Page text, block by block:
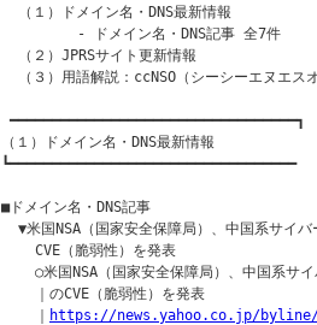
  （１）ドメイン名・DNS最新情報
         - ドメイン名・DNS記事 全7件
  （２）JPRSサイト更新情報
（３）用語解説：ccNSO（シーシーエヌエスオ
━━━━━━━━━━━━━━━━━━━━━━━━━━━━━━━━━━┓
（１）ドメイン名・DNS最新情報
┗━━━━━━━━━━━━━━━━━━━━━━━━━━━━━━━━━━
■ドメイン名・DNS記事
▼米国NSA（国家安全保障局）、中国系サイ
    CVE（脆弱性）を発表
○米国NSA（国家安全保障局）、中国系サ
    ｜のCVE（脆弱性）を発表
https://news.yahoo.co.jp/byline/